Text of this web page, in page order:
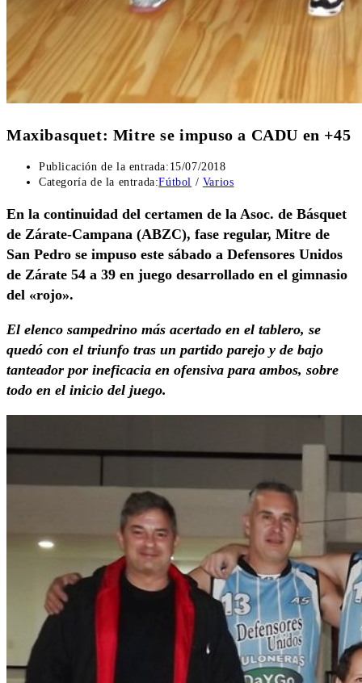
Maxibasquet: Mitre se impuso a CADU en +45
Publicación de la entrada: 15/07/2018
Categoría de la entrada:Fútbol / Varios
En la continuidad del certamen de la Asoc. de Básquet
de Zárate-Campana (ABZC), fase regular, Mitre de
San Pedro se impuso este sábado a Defensores Unidos
de Zárate 54 a 39 en juego desarrollado en el gimnasio
del «rojo».
El elenco sampedrino más acertado en el tablero, se
quedó con el triunfo tras un partido parejo y de bajo
tanteador por ineficacia en ofensiva para ambos, sobre
todo en el inicio del juego.